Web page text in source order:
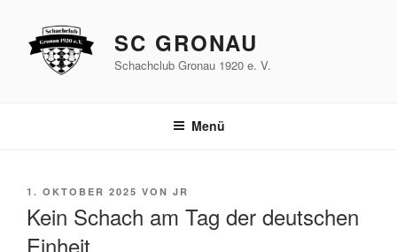
springen
SC GRONAU
Schachclub Gronau 1920 e. V.
Menü
VERÖFFENTLICHT
1. OKTOBER 2025 VON JR
Kein Schach am Tag der deutschen
Einheit